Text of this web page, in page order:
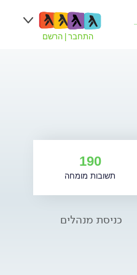
התחבר הרשם
190
תשובות מומחה
כניסת מנהלים